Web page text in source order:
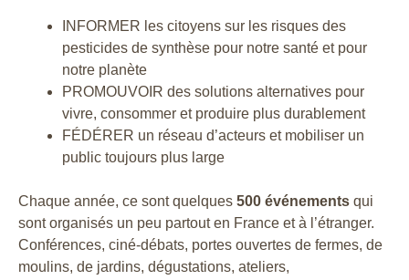
INFORMER les citoyens sur les risques des
pesticides de synthèse pour notre santé et pour
notre planète
PROMOUVOIR des solutions alternatives pour
vivre, consommer et produire plus durablement
FÉDÉRER un réseau d’acteurs et mobiliser un
public toujours plus large
Chaque année, ce sont quelques 500 événements qui
sont organisés un peu partout en France et à l’étranger.
Conférences, ciné-débats, portes ouvertes de fermes, de
moulins, de jardins, dégustations, ateliers,